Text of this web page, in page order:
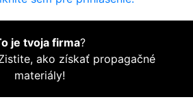
je tvoja firma?
ako získať propagačné
materiály!